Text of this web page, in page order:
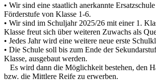
• Wir sind eine staatlich anerkannte
Förderstufe von Klasse 1-6.
• Wir sind im Schuljahr 2025/26 mit einer 1.
Klasse freut sich über weiteren Zuwachs als
• Jedes Jahr wird eine weitere neue erste
• Die Schule soll bis zum Ende der
Klasse, ausgebaut werden.
Es wird dann die Möglichkeit bestehen, den
bzw. die Mittlere Reife zu erwerben.